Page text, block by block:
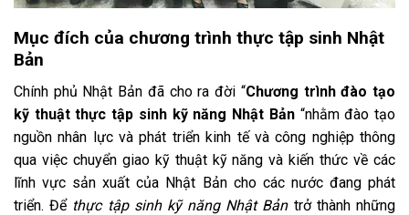
Mục đích của chương trình thực tập sinh Nhật
Bản
Chính phủ Nhật Bản đã cho ra đời “Chương trình đào tạo
kỹ thuật thực tập sinh kỹ năng Nhật Bản“nhằm đào tạo
nguồn nhân lực và phát triển kinh tế và công nghiệp thông
qua việc chuyển giao kỹ thuật kỹ năng và kiến thức về các
lĩnh vực sản xuất của Nhật Bản cho các nước đang phát
triển. Để thực tập sinh kỹ năng Nhật Bảntrở thành những